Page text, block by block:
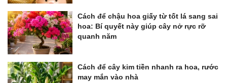
Cách để chậu hoa giấy từ tốt lá sang sai
hoa: Bí quyết này giúp cây nở rực rỡ
quanh năm
Cách để cây kim tiền nhanh ra hoa, rước
may mắn vào nhà